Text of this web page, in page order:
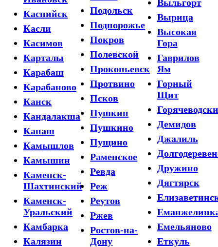
Каспийск
Касли
Касимов
Карталы
Карабаш
Карабаново
Канск
Кандалакша
Канаш
Камышлов
Камышин
Каменск-
Шахтинский
Каменск-
Уральский
Камбарка
Калязин
Подольск
Подпорожье
Покров
Полевской
Прокопьевск
Протвино
Псков
Пушкин
Пушкино
Пущино
Раменское
Ревда
Реж
Реутов
Ржев
Ростов-на-
Дону
Выльгорт
Вырица
Высокая
Гора
Гаврилов
Ям
Горный
Щит
Демидов
Джалиль
Дружино
Дягтярск
Емельяново
Еткуль